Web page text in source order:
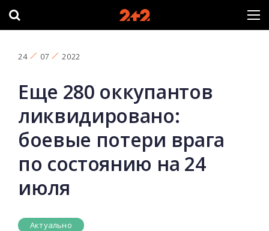
24 07 2022
Еще 280 оккупантов
ликвидировано:
боевые потери врага
по состоянию на 24
июля
Актуально